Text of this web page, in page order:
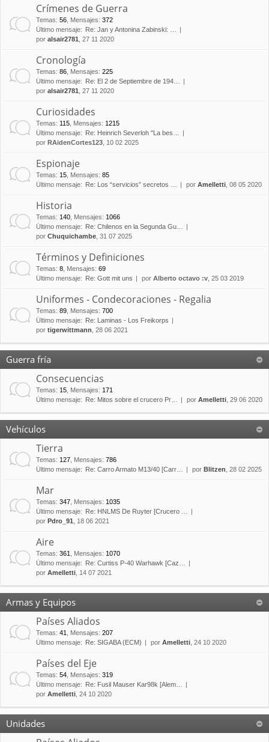
Crímenes de Guerra
Temas: 56 Mensajes: 372
Último mensaje:
Re: Jan y Antonina Zabinski: …
por alsair2781 , 27 11 2020
Cronología
Temas: 86 Mensajes: 225
Último mensaje:
Re: El 2 de Septiembre de 194…
por alsair2781 , 27 11 2020
Curiosidades
Temas: 115 Mensajes: 1215
Último mensaje:
Re: Heinrich Severloh "La bes…
por RAidenCortes123 , 10 02 2025
Espionaje
Temas: 15 Mensajes: 85
Último mensaje:
Re: Los “servicios” secretos … por Amelletti , 08 05 2020
Historia
Temas: 140 Mensajes: 1066
Último mensaje:
Re: Chilenos en la Segunda Gu…
por Chuquichambe , 31 07 2025
Términos y Definiciones
Temas: 8 Mensajes: 69
Último mensaje:
Re: Gott mit uns por Alberto octavo :v , 25 03 2019
Uniformes - Condecoraciones - Regalia
Temas: 89 Mensajes: 700
Último mensaje:
Re: Laminas - Los Freikorps
por tigerwittmann , 28 06 2021
Guerra fría
Consecuencias
Temas: 15 Mensajes: 171
Último mensaje:
Re: Mitos sobre el crucero Pr… por Amelletti , 29 06 2020
Vehículos
Tierra
Temas: 127 Mensajes: 786
Último mensaje:
Re: Carro Armato M13/40 [Carr… por Blitzen , 28 02 2025
Mar
Temas: 347 Mensajes: 1035
Último mensaje:
Re: HNLMS De Ruyter [Crucero …
por Pdro_91 , 18 06 2021
Aire
Temas: 361 Mensajes: 1070
Último mensaje:
Re: Curtiss P-40 Warhawk [Caz…
por Amelletti , 14 07 2021
Armas y Equipos
Países Aliados
Temas: 41 Mensajes: 207
Último mensaje:
Re: SIGABA (ECM) por Amelletti , 24 10 2020
Países del Eje
Temas: 54 Mensajes: 319
Último mensaje:
Re: Fusil Mauser Kar98k [Alem…
por Amelletti , 24 10 2020
Unidades